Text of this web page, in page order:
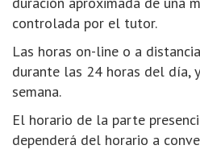
controlada por el tutor.
Las horas on-line o a
durante las 24 horas del día,
semana.
El horario de la parte
dependerá del horario a